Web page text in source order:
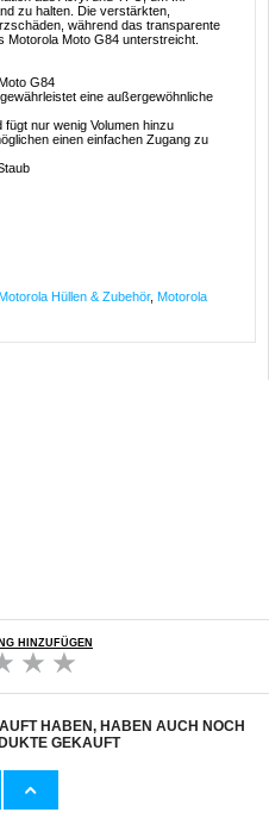
zu halten. Die verstärkten,
während das transparente
Motorola Moto G84 unterstreicht.
G84
eine außergewöhnliche
nur wenig Volumen hinzu
einen einfachen Zugang zu
Motorola Hüllen & Zubehör, Motorola
HINZUFÜGEN
HABEN, HABEN AUCH NOCH
GEKAUFT
Motorola Moto G84 Saii 3D Premium